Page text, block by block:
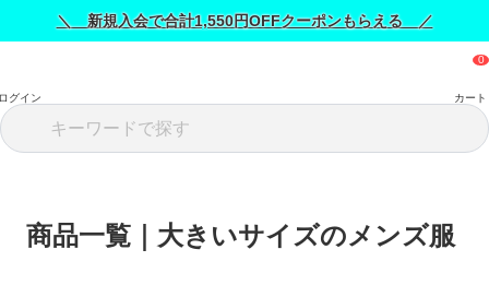
＼ 新規入会で合計1,550円OFFクーポンもらえる ／
グイン カート
商品一覧｜大きいサイズのメンズ服